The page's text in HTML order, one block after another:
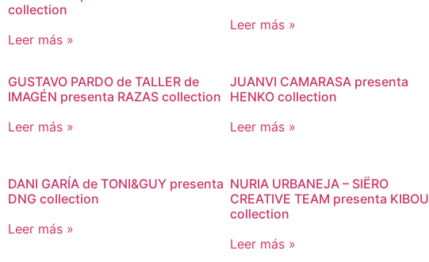
collection
Leer más »
Leer más »
GUSTAVO PARDO de TALLER de
IMAGÉN presenta RAZAS collection
Leer más »
JUANVI CAMARASA presenta
HENKO collection
Leer más »
DANI GARÍA de TONI&GUY presenta
DNG collection
Leer más »
NURIA URBANEJA – SIËRO
CREATIVE TEAM presenta KIBOU
collection
Leer más »